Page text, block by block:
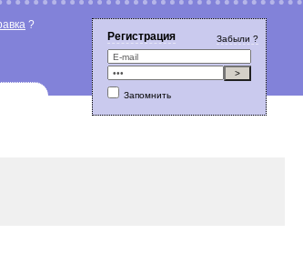
?
Регистрация Забыли ?
Запомнить